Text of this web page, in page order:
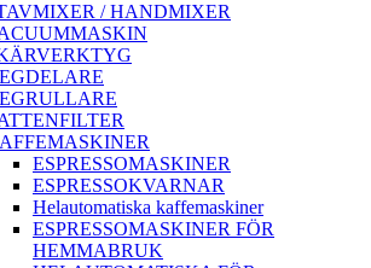
/ HANDMIXER
ESPRESSOMASKINER
ESPRESSOKVARNAR
Helautomatiska kaffemaskiner
ESPRESSOMASKINER FÖR
HEMMABRUK